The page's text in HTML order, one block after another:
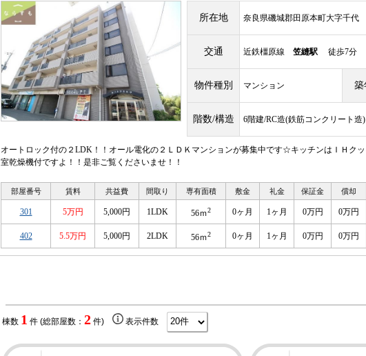
所在地 奈良県磯城郡田原本町大字千代
交通 近鉄橿原線 笠縫駅 徒歩7分
物件種別 マンション 築
階数/構造 6階建/RC造(鉄筋コンクリート造)
オートロック付の２LDK！！オール電化の２ＬＤＫマンションが募集中です☆キッチンはＩＨク
室乾燥機付ですよ！！是非ご覧くださいませ！！
部屋番号 賃料 共益費 間取り 専有面積 敷金 礼金 保証金 償却
301 5万円 5,000円 1LDK 56ｍ2 0ヶ月 1ヶ月 0万円 0万円
402 5.5万円 5,000円 2LDK 56ｍ2 0ヶ月 1ヶ月 0万円 0万円
棟数 1 件 (総部屋数： 2件) 表示件数